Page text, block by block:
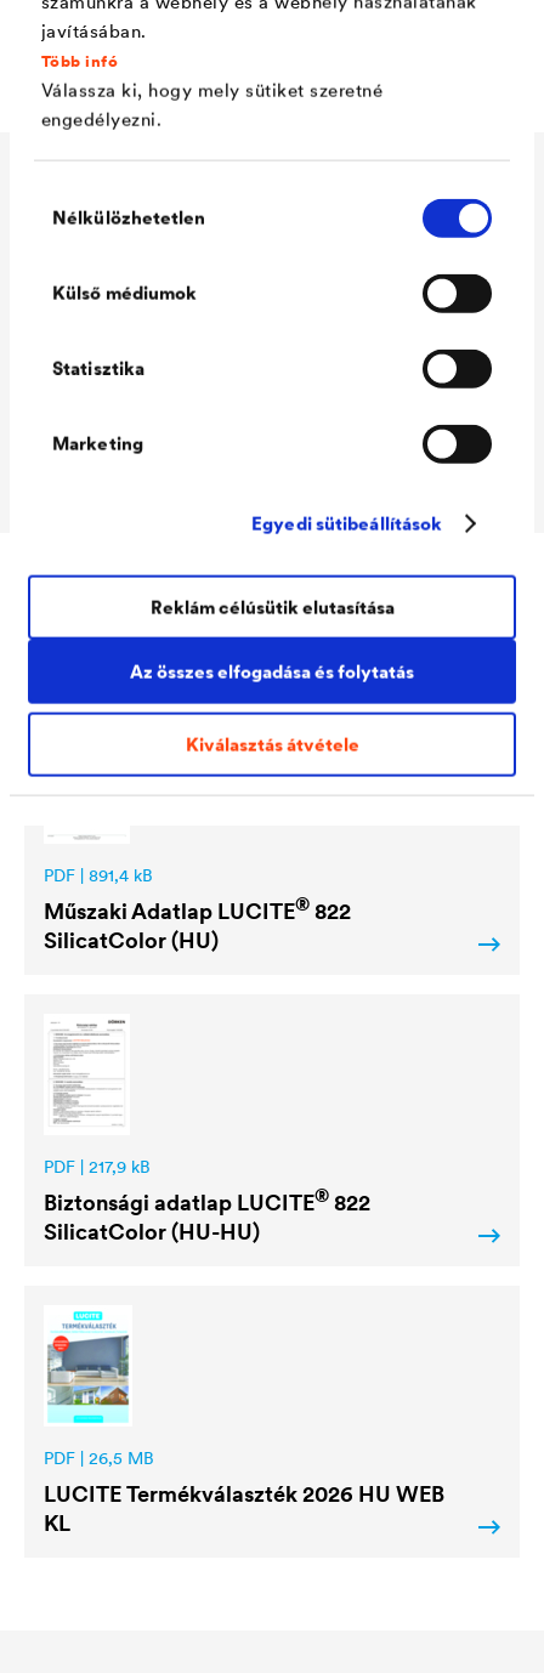
javításában.
Több infó
Válassza ki, hogy mely sütiket szeretné
engedélyezni.
kiválasztása
Nélkülözhetetlen
Külső médiumok
Statisztika
Marketing
Egyedi sütibeállítások
Az összes elfogadása és folytatás
Kiválasztás átvétele
Reklám célúsütik elutasítása
kötődik
Műszaki adatok
Consumption
Ready
Letöltések
PDF | 891,4 kB
Műszaki Adatlap LUCITE® 822
SilicatColor (HU)
PDF | 217,9 kB
Biztonsági adatlap LUCITE® 822
SilicatColor (HU-HU)
PDF | 26,5 MB
LUCITETermékválaszték 2026 HU WEB
KL